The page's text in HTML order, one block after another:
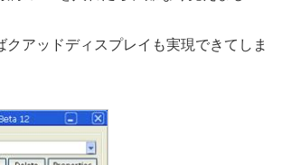
クアッドディスプレイも実現できてしま